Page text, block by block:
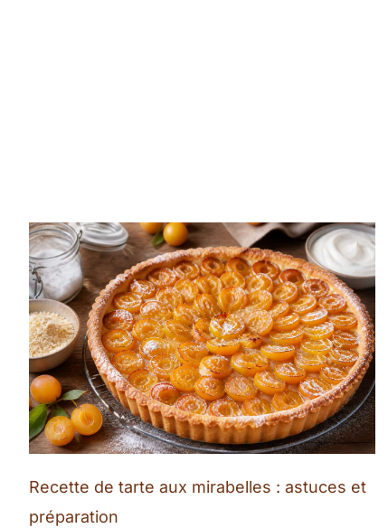
Recette de tarte aux mirabelles : astuces et
préparation